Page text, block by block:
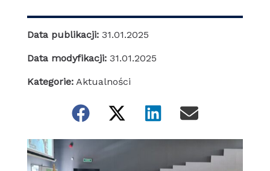
Data publikacji: 31.01.2025
Data modyfikacji: 31.01.2025
Kategorie: Aktualności